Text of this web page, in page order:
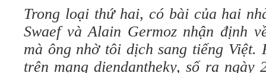
Trong loại thứ hai, có bài của hai
Swaef và Alain Germoz nhận định
mà ông nhờ tôi dịch sang tiếng
trên mạng diendantheky, số ra ngày